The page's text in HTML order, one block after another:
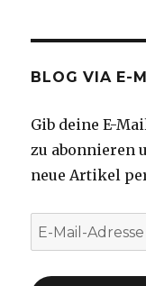
BLOG VIA E-
Gib deine E-
zu abonnieren
neue Artikel
E-
Mail-
Adresse